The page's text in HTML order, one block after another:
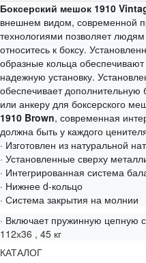
Боксерский мешок 1910
внешнем видом, современной
технологиями позволяет
относитесь к боксу.
образные кольца
надежную установку.
обеспечивает дополнительную
или анкеру для боксерского
1910 Brown, современная
должна быть у каждого
· Изготовлен из натуральной
· Установленные сверху
· Интегрированная система
· Нижнее d-кольцо
· Система закрытия на молнии
· Включает пружинную цепную
112х36 , 45 кг
КАТАЛОГ